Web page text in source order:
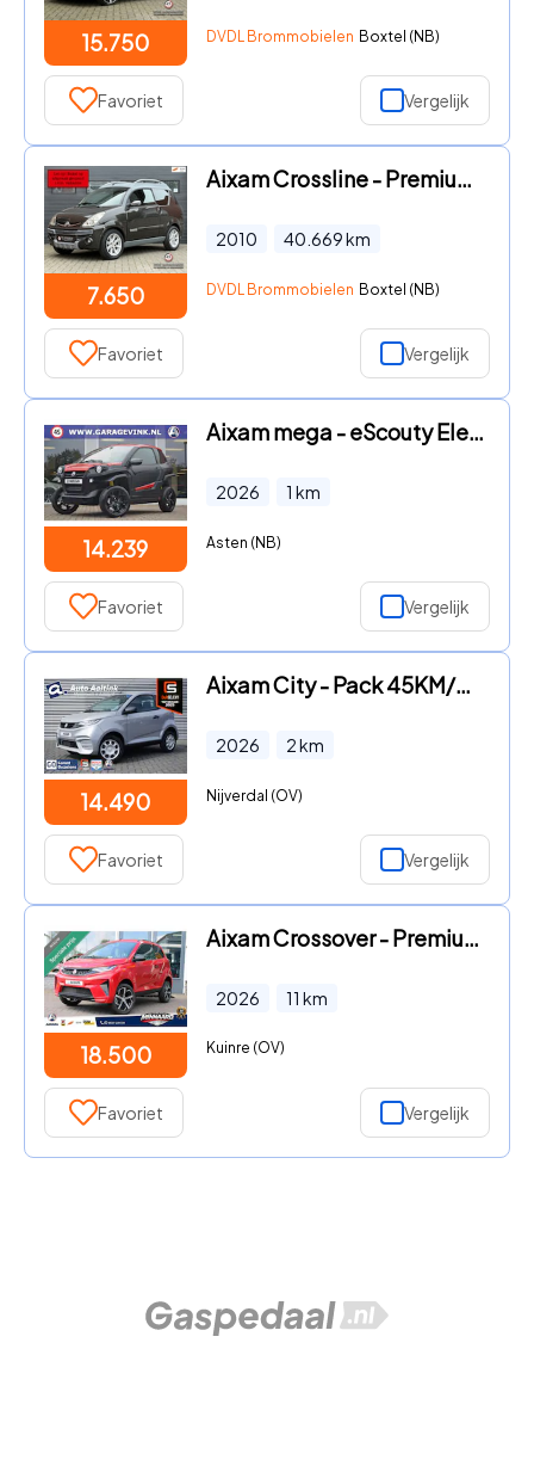
15.750 DVDL Brommobielen Boxtel (NB)
Favoriet Vergelijk
7.650
Aixam Crossline - Premium XXL Brommobiel 45km auto 2010 40dkm
2010 40.669km
DVDL Brommobielen Boxtel (NB)
Favoriet Vergelijk
14.239
Aixam mega - eScouty Elektrische Brommobiel
2026 1 km
Asten (NB)
Favoriet Vergelijk
14.490
Aixam City - Pack 45KM/H DIESEL AUT. | RADIO | € 672 KORTING
2026 2km
Nijverdal (OV)
Favoriet Vergelijk
18.500
Aixam Crossover - Premium|Actie prijs|pdc|Camera
2026 11 km
Kuinre (OV)
Favoriet Vergelijk